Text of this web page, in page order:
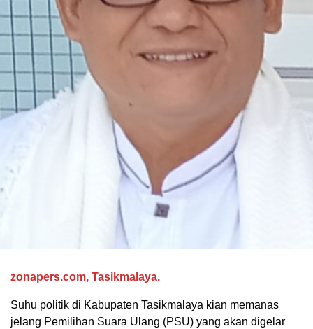
zonapers.com, Tasikmalaya.
Suhu politik di Kabupaten Tasikmalaya kian memanas
jelang Pemilihan Suara Ulang (PSU) yang akan digelar